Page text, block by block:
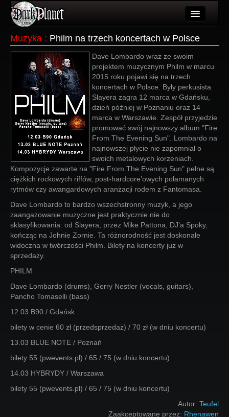
Użytkownicy
Wydarzenia
Galeria
Forum
Login
Muzyka : Philm na trzech koncertach w Polsce
Dave Lombardo wraz ze swoim
projektem muzycznym Philm w marcu
2015 roku pojawi się na trzech
koncertach w Polsce. Były perkusista
Slayera zagra 12 marca w Gdańsku,
dzień później w Poznaniu oraz 14
marca w Warszawie. Zespół przyjedzie
promować swój najnowszy album "Fire
From The Evening Sun". Lombardo na
najnowszej płycie nie zapomniał o
swoich metalowych korzeniach.
Kompozycje zawarte na "Fire From The Evening Sun" pełne są
ciężkich rockowych riffów, post-hardcore’owych połamanych
rytmów czy awangardowych aranżacji rodem z Fantomasa.
Dave Lombardo to bardzo wszechstronny muzyk, a jego
zaangażowanie muzyczne jest praktycznie nie do
sklasyfikowania: od Slayera, przez Mike Pattona, DJ’a Spoky,
kończąc na Johnie Zornie. Ta różnorodność jest doskonale
widoczna w twórczości Philm. Bilety na koncerty już w
sprzedaży.
PHILM
Dave Lombardo (drums), Gerry Nestler (vocals, guitars),
Pancho Tomaselli (bass)
12.03 B90 / Gdańsk
bilety w cenie 60 zł (przedsprzedaż) / 70 zł (w dniu koncertu)
13.03 BLUE NOTE / Poznań
bilety 55 (pwevents.pl) / 65 / 75 (w dniu koncertu)
14.03 HYBRYDY / Warszawa
bilety 55 (pwevents.pl) / 65 / 75 (w dniu koncertu)
Autor: Teufel
Zaakceptowane przez: Rhenawen